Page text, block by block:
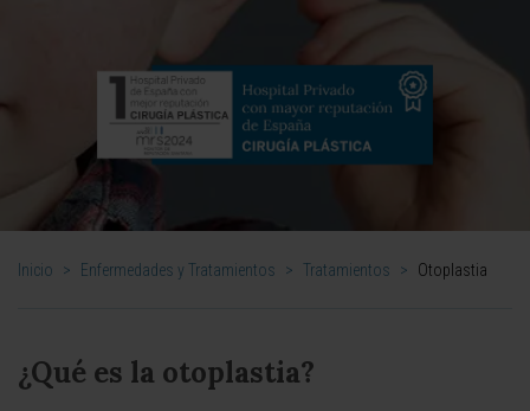
Inicio > Enfermedades y Tratamientos > Tratamientos > Otoplastia
¿Qué es la otoplastia?